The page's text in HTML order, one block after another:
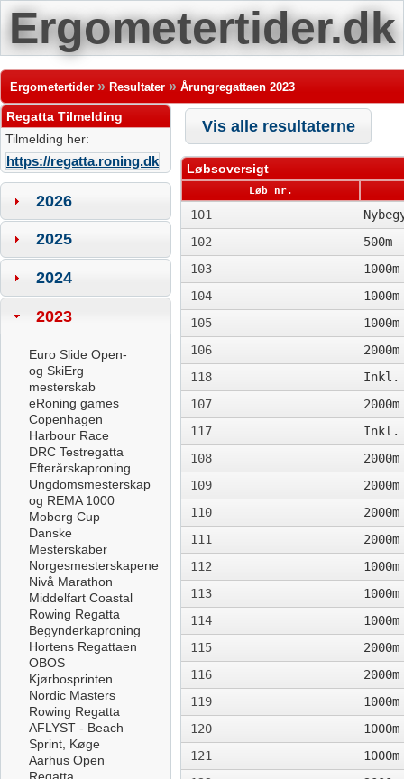
Ergometertider.dk
Ergometertider » Resultater » Årungregattaen 2023
Regatta Tilmelding
Tilmelding her:
https://regatta.roning.dk
2026
2025
2024
2023
Euro Slide Open-
og SkiErg
mesterskab
eRoning games
Copenhagen
Harbour Race
DRC Testregatta
Efterårskaproning
Ungdomsmesterskap
og REMA 1000
Moberg Cup
Danske
Mesterskaber
Norgesmesterskapene
Nivå Marathon
Middelfart Coastal
Rowing Regatta
Begynderkaproning
Hortens Regattaen
OBOS
Kjørbosprinten
Nordic Masters
Rowing Regatta
AFLYST - Beach
Sprint, Køge
Aarhus Open
Vis alle resultaterne
Løbsoversigt
Løb nr.
101
102
500m
103
1000m
104
1000m
105
1000m
106
2000m
118
Inkl.
107
2000m
117
Inkl.
108
2000m
109
2000m
110
2000m
111
2000m
112
1000m
113
1000m
114
1000m
115
2000m
116
2000m
119
1000m
120
1000m
121
1000m